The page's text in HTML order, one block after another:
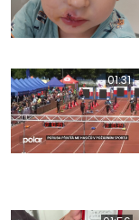
01:31